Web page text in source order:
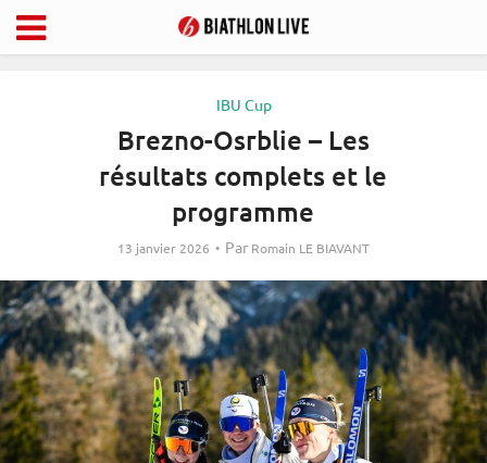
IBU Cup
Brezno-Osrblie – Les
résultats complets et le
programme
13 janvier 2026 Par Romain LE BIAVANT